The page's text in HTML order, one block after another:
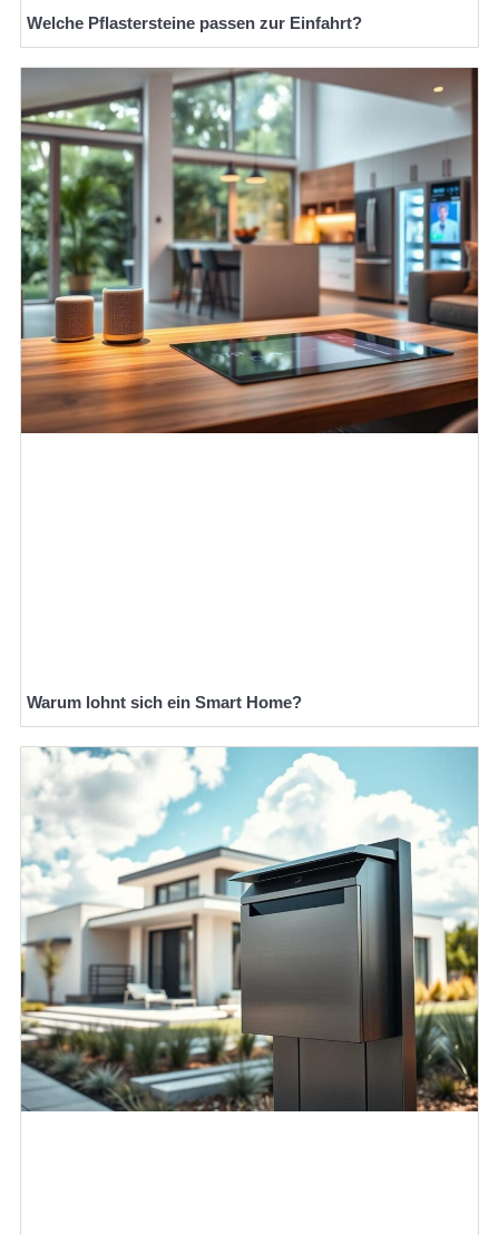
Welche Pflastersteine passen zur Einfahrt?
Warum lohnt sich ein Smart Home?